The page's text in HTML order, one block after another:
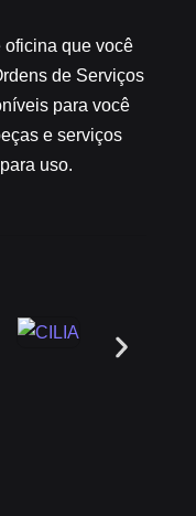
oficina que você
de Serviços
para você
e serviços
uso.